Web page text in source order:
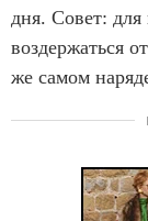
дня. Совет: для
воздержаться
же самом